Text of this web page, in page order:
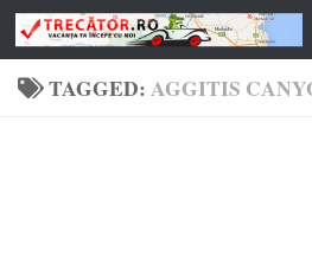
Skip to content
TAGGED:AGGITIS